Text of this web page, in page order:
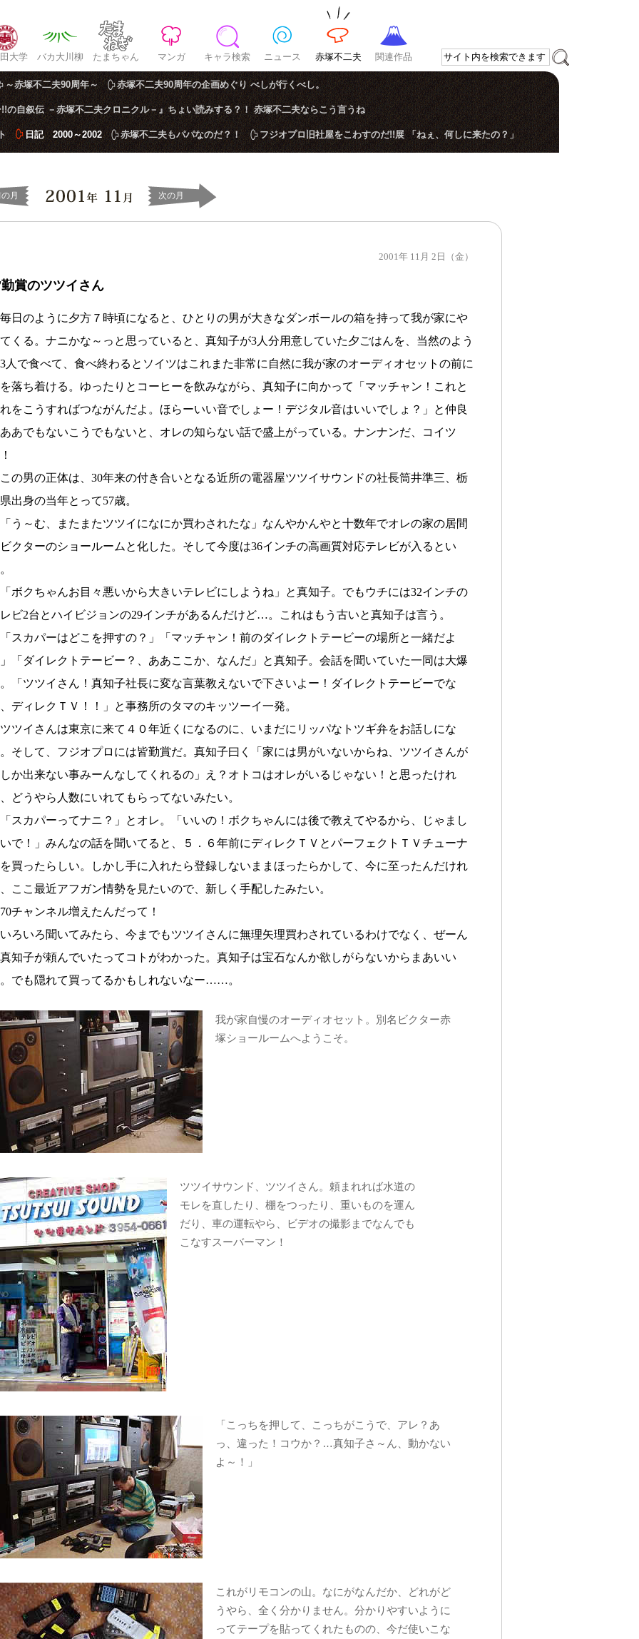
大学 バカ大川柳 たまちゃん マンガ キャラ検索 ニュース 赤塚不二夫 関連作品
～赤塚不二夫90周年～ 赤塚不二夫90周年の企画めぐり べしが行くべし。
の自叙伝 －赤塚不二夫クロニクル－』ちょい読みする？！ 赤塚不二夫ならこう言うね
日記 2000～2002 赤塚不二夫もパパなのだ？！ フジオプロ旧社屋をこわすのだ!!展 「ねぇ、何しに来たの？」
月 次の月
2001年 11月 2日（金）
賞のツツイさん
のように夕方７時頃になると、ひとりの男が大きなダンボールの箱を持って我が家にや
くる。ナニかな～っと思っていると、真知子が3人分用意していた夕ごはんを、当然のよう
人で食べて、食べ終わるとソイツはこれまた非常に自然に我が家のオーディオセットの前に
落ち着ける。ゆったりとコーヒーを飲みながら、真知子に向かって「マッチャン！これと
をこうすればつながんだよ。ほらーいい音でしょー！デジタル音はいいでしょ？」と仲良
あでもないこうでもないと、オレの知らない話で盛上がっている。ナンナンだ、コイツ
男の正体は、30年来の付き合いとなる近所の電器屋ツツイサウンドの社長筒井準三、栃
出身の当年とって57歳。
～む、またまたツツイになにか買わされたな」なんやかんやと十数年でオレの家の居間
クターのショールームと化した。そして今度は36インチの高画質対応テレビが入るとい
クちゃんお目々悪いから大きいテレビにしようね」と真知子。でもウチには32インチの
ビ2台とハイビジョンの29インチがあるんだけど…。これはもう古いと真知子は言う。
カパーはどこを押すの？」「マッチャン！前のダイレクトテービーの場所と一緒だよ
「ダイレクトテービー？、ああここか、なんだ」と真知子。会話を聞いていた一同は大爆
「ツツイさん！真知子社長に変な言葉教えないで下さいよー！ダイレクトテービーでな
ディレクＴＶ！！」と事務所のタマのキッツーイ一発。
イさんは東京に来て４０年近くになるのに、いまだにリッパなトツギ弁をお話しにな
そして、フジオプロには皆勤賞だ。真知子曰く「家には男がいないからね、ツツイさんが
か出来ない事みーんなしてくれるの」え？オトコはオレがいるじゃない！と思ったけれ
どうやら人数にいれてもらってないみたい。
カパーってナニ？」とオレ。「いいの！ボクちゃんには後で教えてやるから、じゃまし
で！」みんなの話を聞いてると、５．６年前にディレクＴＶとパーフェクトＴＶチューナ
買ったらしい。しかし手に入れたら登録しないままほったらかして、今に至ったんだけれ
ここ最近アフガン情勢を見たいので、新しく手配したみたい。
ャンネル増えたんだって！
いろ聞いてみたら、今までもツツイさんに無理矢理買わされているわけでなく、ぜーん
知子が頼んでいたってコトがわかった。真知子は宝石なんか欲しがらないからまあいい
でも隠れて買ってるかもしれないなー……。
我が家自慢のオーディオセット。別名ビクター赤
塚ショールームへようこそ。
ツツイサウンド、ツツイさん。頼まれれば水道の
モレを直したり、棚をつったり、重いものを運ん
だり、車の運転やら、ビデオの撮影までなんでも
こなすスーバーマン！
「こっちを押して、こっちがこうで、アレ？あ
っ、違った！コウか？…真知子さ～ん、動かない
よ～！」
これがリモコンの山。なにがなんだか、どれがど
うやら、全く分かりません。分かりやすいように
ってテープを貼ってくれたものの、今だ使いこな